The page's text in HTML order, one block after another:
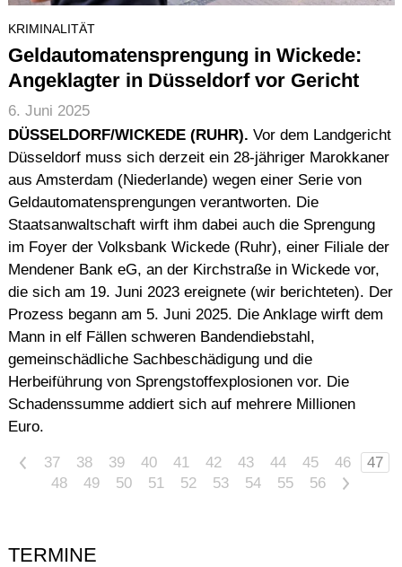
KRIMINALITÄT
Geldautomatensprengung in Wickede:
Angeklagter in Düsseldorf vor Gericht
6. Juni 2025
DÜSSELDORF/WICKEDE (RUHR). Vor dem Landgericht
Düsseldorf muss sich derzeit ein 28-jähriger Marokkaner
aus Amsterdam (Niederlande) wegen einer Serie von
Geldautomatensprengungen verantworten. Die
Staatsanwaltschaft wirft ihm dabei auch die Sprengung
im Foyer der Volksbank Wickede (Ruhr), einer Filiale der
Mendener Bank eG, an der Kirchstraße in Wickede vor,
die sich am 19. Juni 2023 ereignete (wir berichteten). Der
Prozess begann am 5. Juni 2025. Die Anklage wirft dem
Mann in elf Fällen schweren Bandendiebstahl,
gemeinschädliche Sachbeschädigung und die
Herbeiführung von Sprengstoffexplosionen vor. Die
Schadenssumme addiert sich auf mehrere Millionen
Euro.
< 37 38 39 40 41 42 43 44 45 46
47
48
49 50 51 52 53 54 55 56 >
TERMINE